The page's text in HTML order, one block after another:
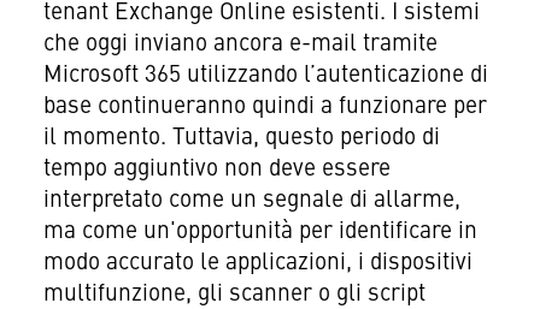
tenant Exchange Online esistenti. I sistemi
che oggi inviano ancora e-mail tramite
Microsoft 365 utilizzando l’autenticazione di
base continueranno quindi a funzionare per
il momento. Tuttavia, questo periodo di
tempo aggiuntivo non deve essere
interpretato come un segnale di allarme,
ma come un'opportunità per identificare in
modo accurato le applicazioni, i dispositivi
multifunzione, gli scanner o gli script